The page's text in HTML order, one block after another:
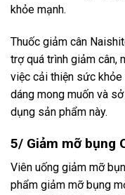
khỏe mạnh.
Thuốc giảm cân
trợ quá trình giảm cân,
việc cải thiện sức
dáng mong muốn và
dụng sản phẩm này.
5/ Giảm mỡ bụng
Viên uống giảm mỡ
phẩm giảm mỡ bụng